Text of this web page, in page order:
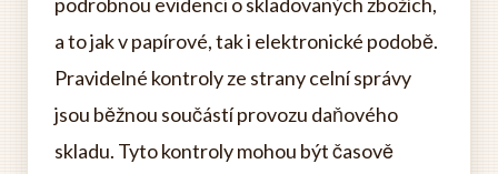
a to jak v papírové, tak i elektronické podobě.
Pravidelné kontroly ze strany celní správy
jsou běžnou součástí provozu daňového
skladu. Tyto kontroly mohou být časově